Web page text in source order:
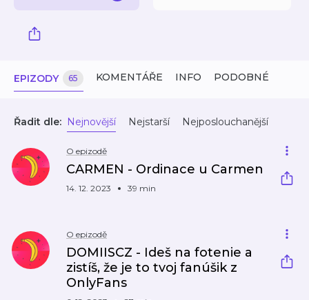
EPIZODY 65 KOMENTÁŘE INFO PODOBNÉ
Řadit dle: Nejnovější Nejstarší Nejposlouchanější
O epizodě
CARMEN - Ordinace u Carmen
14. 12. 2023 39 min
O epizodě
DOMIISCZ - Ideš na fotenie a
zistíš, že je to tvoj fanúšik z
OnlyFans